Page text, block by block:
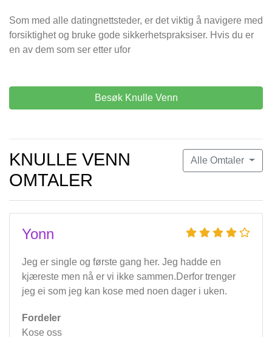
Som med alle datingnettsteder, er det viktig å navigere med
forsiktighet og bruke gode sikkerhetspraksiser. Hvis du er
en av dem som ser etter ufor
Besøk Knulle Venn
Alle Omtaler
KNULLE VENN
OMTALER
Yonn
Jeg er single og første gang her. Jeg hadde en
kjæreste men nå er vi ikke sammen.Derfor trenger
jeg ei som jeg kan kose med noen dager i uken.
Fordeler
Kose oss